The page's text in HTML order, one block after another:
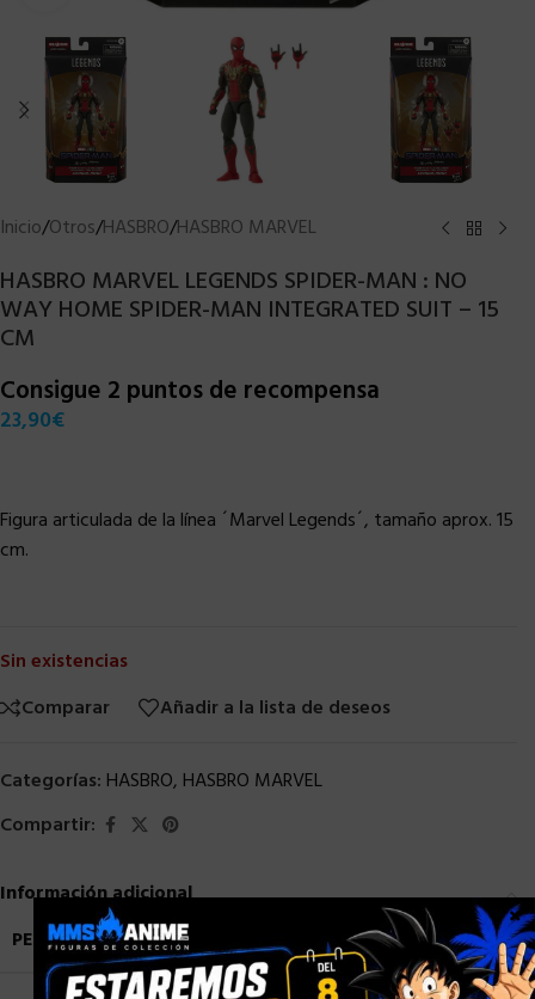
Inicio/Otros/HASBRO/HASBRO MARVEL
HASBRO MARVEL LEGENDS SPIDER-MAN : NO
WAY HOME SPIDER-MAN INTEGRATED SUIT – 15
CM
Consigue 2 puntos de recompensa
23,90€
Figura articulada de la línea ´Marvel Legends´, tamaño aprox. 15
cm.
Sin existencias
Comparar
Añadir a la lista de deseos
Categorías: HASBRO, HASBRO MARVEL
Compartir:
Información adicional
PESO
0,9 kg
×